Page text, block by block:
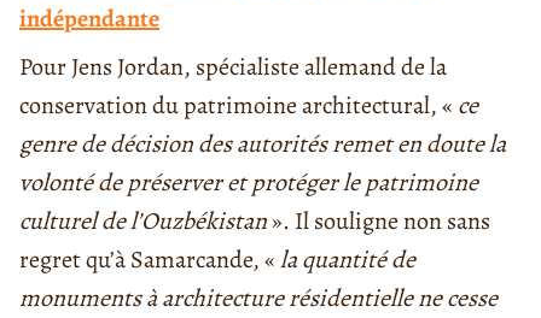
indépendante
Pour Jens Jordan, spécialiste allemand de la
conservation du patrimoine architectural, « ce
genre de décision des autorités remet en doute la
volonté de préserver et protéger le patrimoine
culturel de l’Ouzbékistan». Il souligne non sans
regret qu’à Samarcande, «la quantité de
monuments à architecture résidentielle ne cesse